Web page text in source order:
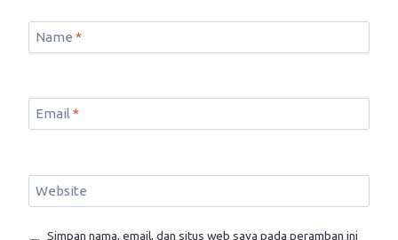
Name *
Email*
Website
Simpan nama, email, dan situs web saya pada peramban ini